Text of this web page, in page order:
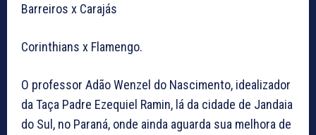
Barreiros x Carajás
Corinthians x Flamengo.
O professor Adão Wenzel do Nascimento, idealizador
da Taça Padre Ezequiel Ramin, lá da cidade de Jandaia
do Sul, no Paraná, onde ainda aguarda sua melhora de